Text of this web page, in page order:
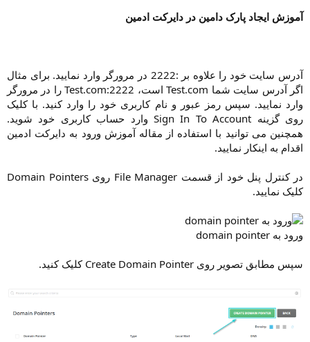
آموزش ایجاد پارک دامین در دایرکت ادمین
آدرس سایت خود را علاوه بر :2222 در مرورگر وارد نمایید. برای مثال
اگر آدرس سایت شما Test.com است، Test.com:2222 را در مرورگر
وارد نمایید. سپس رمز عبور و نام کاربری خود را وارد کنید. با کلیک
روی گزینه Sign In To Account وارد حساب کاربری خود شوید.
همچنین می توانید با استفاده از مقاله آموزش ورود به دایرکت ادمین
اقدام به اینکار نمایید.​
در کنترل پنل خود از قسمت File Manager روی Domain Pointers
کلیک نمایید.​
ورود به domain pointer
سپس مطابق تصویر روی Create Domain Pointer کلیک کنید.​